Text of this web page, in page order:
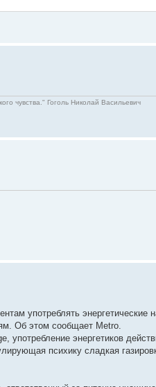
чувства." Гоголь Николай Васильевич
употреблять энергетические
Об этом сообщает Metro.
употребление энергетиков
психику сладкая